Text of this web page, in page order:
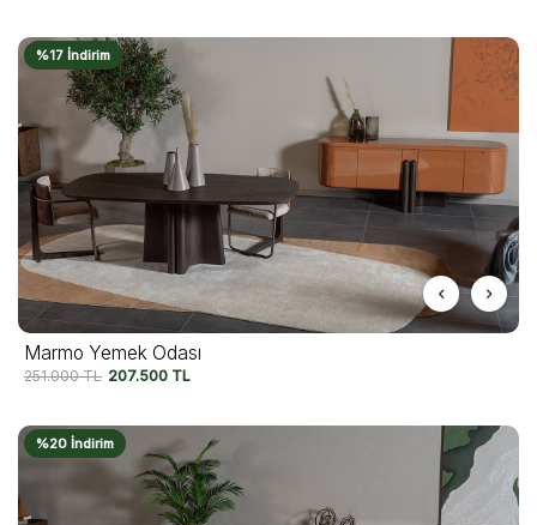
%17 İndirim
Marmo Yemek Odası
251.000TL 207.500 TL
%20 İndirim